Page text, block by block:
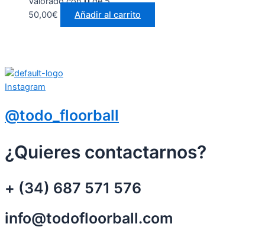
50,00€ Añadir al carrito
Instagram
@todo_floorball
¿Quieres contactarnos?
+ (34) 687 571 576
info@todofloorball.com